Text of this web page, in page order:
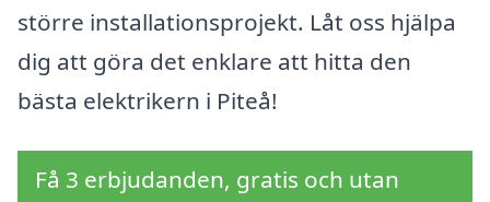
större installationsprojekt. Låt oss hjälpa
dig att göra det enklare att hitta den
bästa elektrikern i Piteå!
Få 3 erbjudanden, gratis och utan